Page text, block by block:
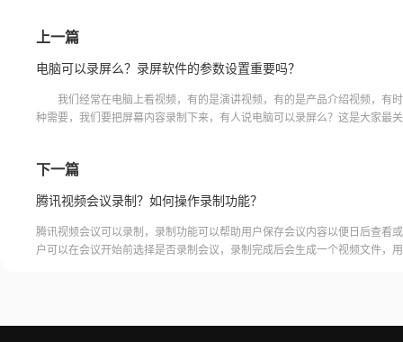
上一篇
电脑可以录屏么？录屏软件的参数设置重要吗？
我们经常在电脑上看视频，有的是演讲视频，有的是产品介绍视频，有
种需要，我们要把屏幕内容录制下来，有人说电脑可以录屏么？这是大家最
下一篇
腾讯视频会议录制？如何操作录制功能？
腾讯视频会议可以录制，录制功能可以帮助用户保存会议内容以便日后查看
户可以在会议开始前选择是否录制会议，录制完成后会生成一个视频文件，